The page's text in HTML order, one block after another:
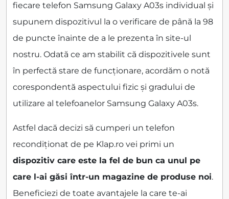
fiecare telefon Samsung Galaxy A03s individual și
supunem dispozitivul la o verificare de până la 98
de puncte înainte de a le prezenta în site-ul
nostru. Odată ce am stabilit că dispozitivele sunt
în perfectă stare de funcționare, acordăm o notă
corespondentă aspectului fizic și gradului de
utilizare al telefoanelor Samsung Galaxy A03s.
Astfel dacă decizi să cumperi un telefon
recondiționat de pe Klap.ro vei primi un
dispozitiv care este la fel de bun ca unul pe
care l-ai găsi într-un magazine de produse noi.
Beneficiezi de toate avantajele la care te-ai